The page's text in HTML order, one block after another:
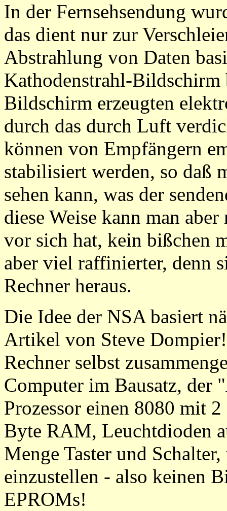
In der Fernsehsendung
das dient nur zur
Abstrahlung von Daten
Kathodenstrahl-Bildschirm
Bildschirm erzeugten
durch das durch Luft
können von Empfängern
stabilisiert werden, so daß
sehen kann, was der
diese Weise kann man
vor sich hat, kein bißchen
aber viel raffinierter, denn
Rechner heraus.
Die Idee der NSA basiert
Artikel von Steve
Rechner selbst
Computer im Bausatz, der
Prozessor einen 8080 mit
Byte RAM, Leuchtdioden
Menge Taster und
einzustellen - also keinen
EPROMs!